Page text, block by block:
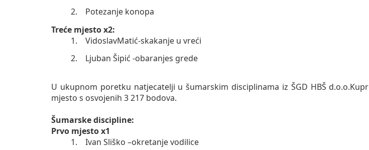
2.
Potezanje konopa
Treće mjesto x2:
1.
VidoslavMatić-skakanje u vreći
2.
Ljuban Šipić -obaranjes grede
U ukupnom poretku natjecatelji u šumarskim disciplinama iz ŠGD HBŠ
mjesto s osvojenih 3 217 bodova.
Šumarske discipline:
Prvo mjesto x1
1.
Ivan Sliško –okretanje vodilice